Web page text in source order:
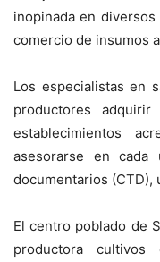
inopinada en
comercio de insumos
Los especialistas en
productores
establecimientos
asesorarse en
documentarios (CTD),
El centro poblado de
productora cultivos